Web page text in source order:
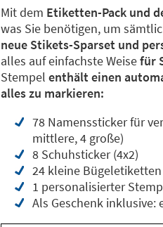
Mit dem Etiketten-Pack und
was Sie benötigen, um
neue Stikets-Sparset und
alles auf einfachste Weisefür
Stempel enthält einen
alles zu markieren:
78 Namenssticker für
mittlere, 4 große)
8 Schuhsticker (4x2)
24 kleine Bügeletiketten
1 personalisierter
Als Geschenk inklusive: